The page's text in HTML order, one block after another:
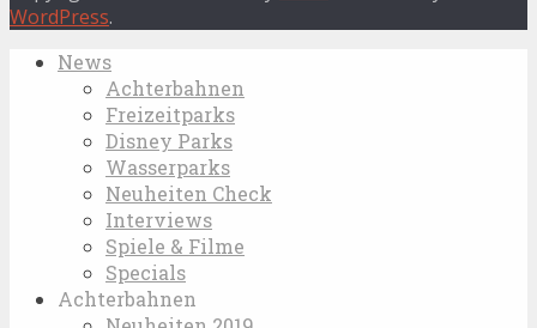
WordPress.
News
Achterbahnen
Freizeitparks
Disney Parks
Wasserparks
Neuheiten Check
Interviews
Spiele & Filme
Specials
Achterbahnen